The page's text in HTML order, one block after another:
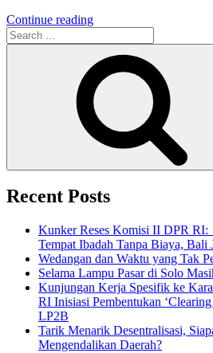
Continue reading“[LIVE]
Menyala:
Penetapan
Nomor
Urut
dan
Pawai
Mas
Pram
Doel”
Search
for:
Recent Posts
Kunker Reses Komisi II DPR
Tempat Ibadah Tanpa Biaya, Bali
Wedangan dan Waktu yang Tak
Selama Lampu Pasar di Solo
Kunjungan Kerja Spesifik ke
RI Inisiasi Pembentukan
LP2B
Tarik Menarik Desentralisasi,
Mengendalikan Daerah?